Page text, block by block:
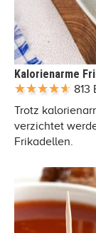
Kalorienarme
813
Trotz
verzichtet
Frikadellen.